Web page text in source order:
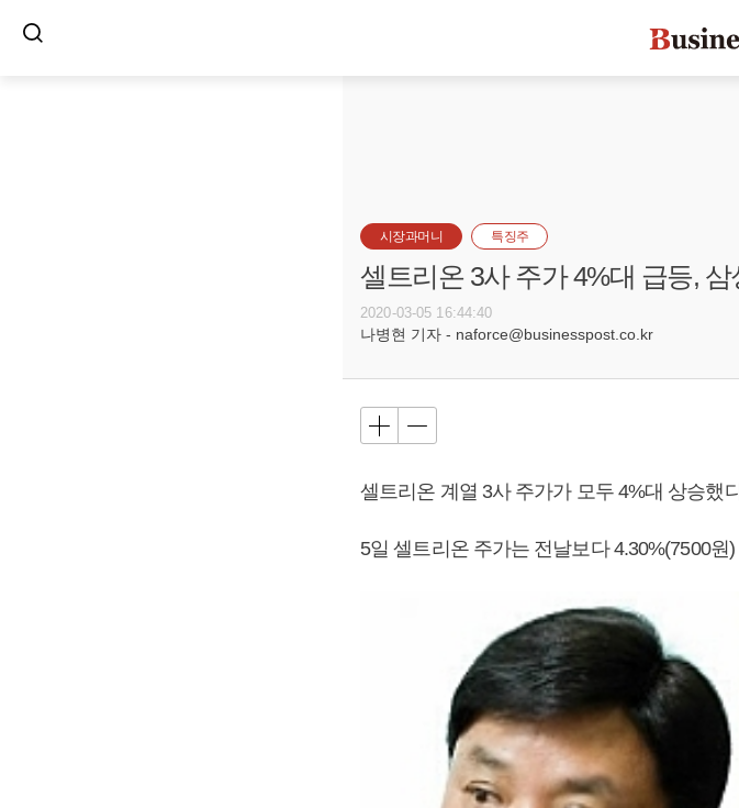
시장과머니 특징주
셀트리온 3사 주가 4%대 급등,
2020-03-05 16:44:40
나병현 기자 - naforce@businesspost.co.kr
셀트리온 계열 3사 주가가 모두 4%대 상승했
5일 셀트리온 주가는 전날보다 4.30%(7500